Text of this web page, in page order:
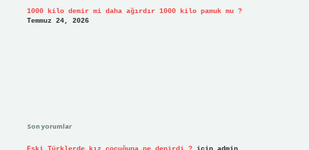
1000 kilo demir mi daha ağırdır 1000 kilo pamuk mu ?
Temmuz 24, 2026
Son yorumlar